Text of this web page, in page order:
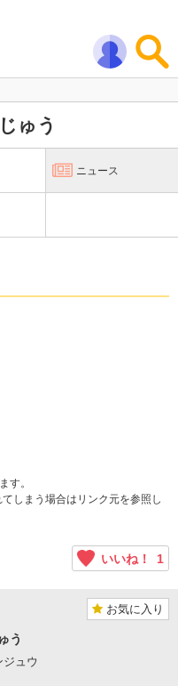
ゅう
ニュース
す。
しまう場合はリンク元を参照し
いいね！ 1
お気に入り
う
ュウ